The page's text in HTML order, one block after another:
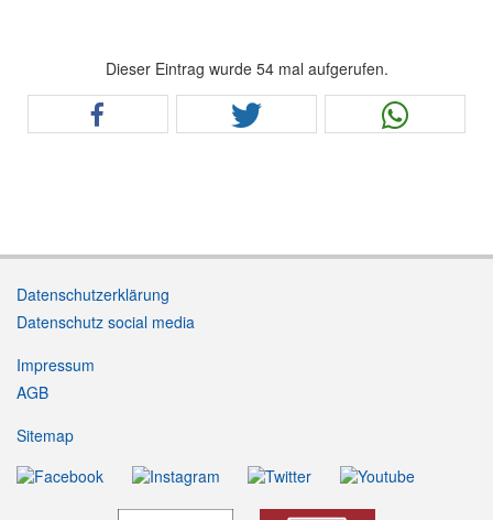
Dieser Eintrag wurde 54 mal aufgerufen.
Datenschutzerklärung
Datenschutz social media
Impressum
AGB
Sitemap